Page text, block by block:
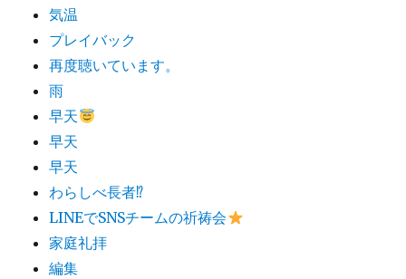
気温
プレイバック
再度聴いています。
雨
早天
早天
早天
わらしべ長者⁉︎
LINEでSNSチームの祈祷会
家庭礼拝
編集